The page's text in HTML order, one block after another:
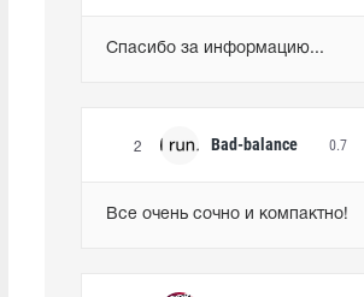
Спасибо за информацию...
2 Bad-balance 0.7
Все очень сочно и компактно!